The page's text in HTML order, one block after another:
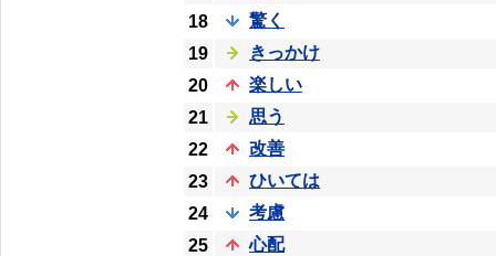
18
驚く
19
きっかけ
20
楽しい
21
思う
22
改善
23
ひいては
24
考慮
25
心配